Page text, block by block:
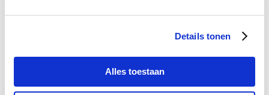
Details tonen
Alles toestaan